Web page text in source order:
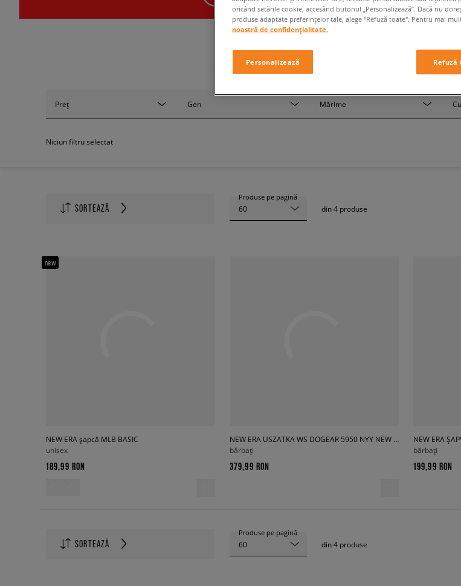
NEW ERA 9 FIFTY
SORTEAZĂ
Produse pe pagină
60 din4 produse
Preț Gen Mărime
Niciun filtru selectat
new
NEW ERA șapcă MLB BASIC
unisex
189,99 RON
NEW ERA USZATKA WS DOGEAR 5950 NYY NEW YORK YANKEES
bărbați
379,99 RON
bărbați
199,99 RON
SORTEAZĂ
Produse pe pagină
60 din4 produse
oricând setările cookie, accesând butonul „Personalizează”. Dacă nu
produse adaptate preferințelor tale, alege "Refuză toate". Pentru mai
noastră de confidențialitate.
Personalizează Refuză